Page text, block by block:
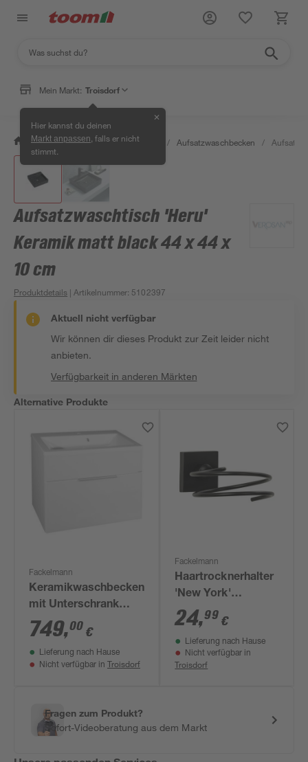
Mein Markt: Troisdorf
Hier kannst du deinen
Markt anpassen , falls er nicht
stimmt.
✕
/ Bad & Sanitär / Waschbecken / Aufsatzwaschbecken /
Aufsatzwaschtisch 'Heru'
Keramik matt black 44 x 44 x
10 cm
Produktdetails | Artikelnummer: 5102397
Aktuell nicht verfügbar
Wir können dir dieses Produkt zur Zeit leider nicht
anbieten.
Verfügbarkeit in anderen Märkten
Alternative Produkte
Fackelmann
Keramikwaschbecken
mit Unterschrank
'KARA' weiß/weiß 80
x 61 x 50 cm
749,00 €
Lieferung nach Hause
Nicht verfügbar in Troisdorf
Fackelmann
Haartrocknerhalter
'New York'
schwarz-matt
24,99 €
Lieferung nach Hause
Nicht verfügbar in
Troisdorf
Fragen zum Produkt?
Sofort-Videoberatung aus dem Markt